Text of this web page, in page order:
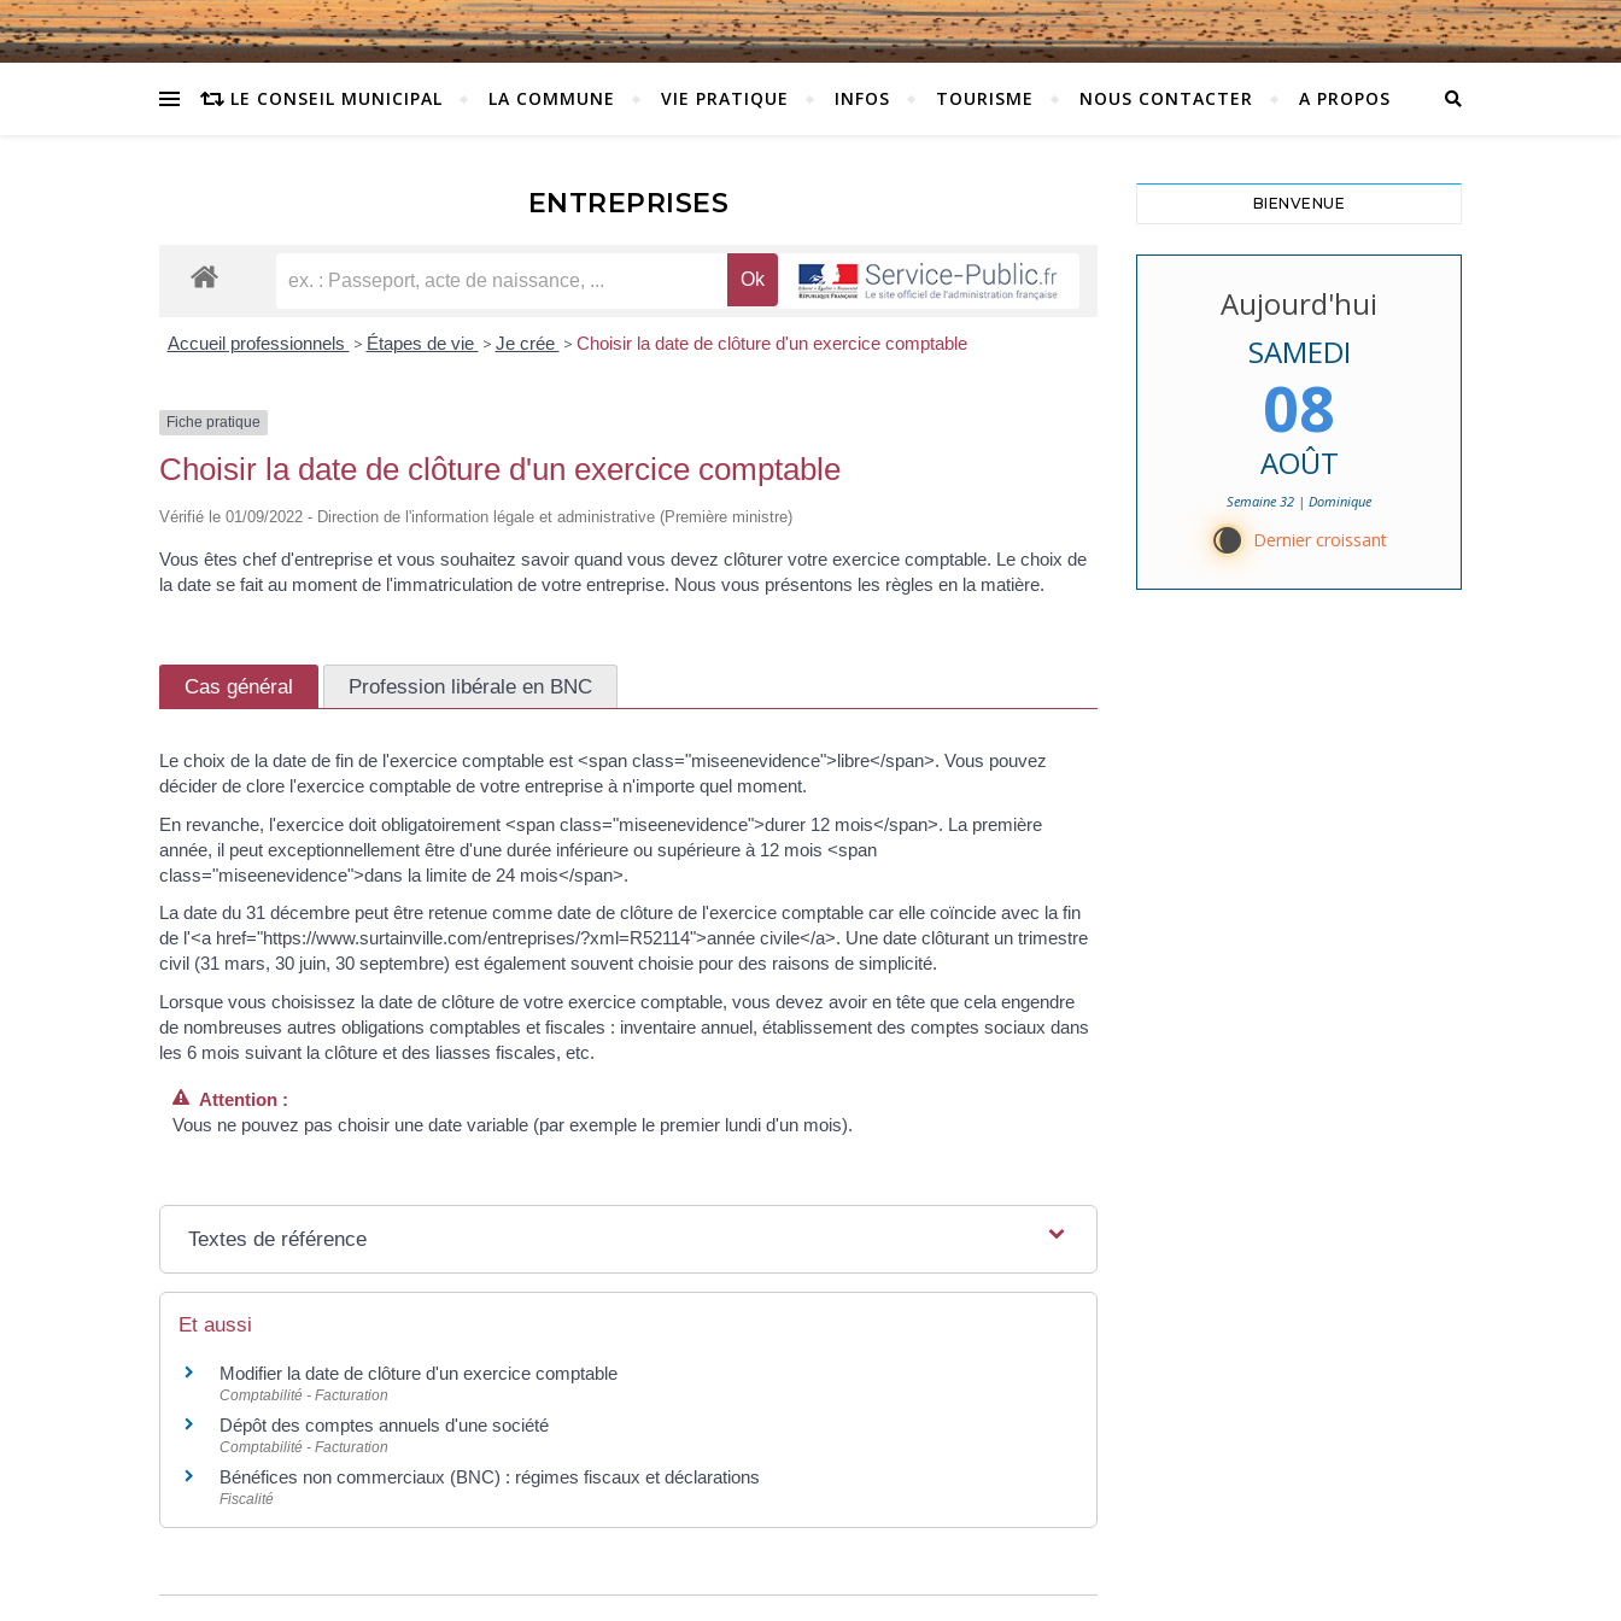
LE CONSEIL MUNICIPAL LA COMMUNE VIE PRATIQUE INFOS TOURISME NOUS CONTACTER A PROPOS
ENTREPRISES
Accueil professionnels > Étapes de vie > Je crée > Choisir la date de clôture d'un exercice comptable
Fiche pratique
Choisir la date de clôture d'un exercice comptable
Vérifié le 01/09/2022 - Direction de l'information légale et administrative (Première ministre)
Vous êtes chef d'entreprise et vous souhaitez savoir quand vous devez clôturer votre exercice comptable. Le choix de
la date se fait au moment de l'immatriculation de votre entreprise. Nous vous présentons les règles en la matière.
Cas général Profession libérale en BNC
Le choix de la date de fin de l'exercice comptable est <span class="miseenevidence">libre</span>. Vous pouvez
décider de clore l'exercice comptable de votre entreprise à n'importe quel moment.
En revanche, l'exercice doit obligatoirement <span class="miseenevidence">durer 12 mois</span>. La première
année, il peut exceptionnellement être d'une durée inférieure ou supérieure à 12 mois <span
class="miseenevidence">dans la limite de 24 mois</span>.
La date du 31 décembre peut être retenue comme date de clôture de l'exercice comptable car elle coïncide avec la fin
de l'<a href="https://www.surtainville.com/entreprises/?xml=R52114">année civile</a>. Une date clôturant un trimestre
civil (31 mars, 30 juin, 30 septembre) est également souvent choisie pour des raisons de simplicité.
Lorsque vous choisissez la date de clôture de votre exercice comptable, vous devez avoir en tête que cela engendre
de nombreuses autres obligations comptables et fiscales : inventaire annuel, établissement des comptes sociaux dans
les 6 mois suivant la clôture et des liasses fiscales, etc.
Attention :
Vous ne pouvez pas choisir une date variable (par exemple le premier lundi d'un mois).
Textes de référence
Et aussi
Modifier la date de clôture d'un exercice comptable
Comptabilité - Facturation
Dépôt des comptes annuels d'une société
Comptabilité - Facturation
Bénéfices non commerciaux (BNC) : régimes fiscaux et déclarations
Fiscalité
BIENVENUE
Aujourd'hui
SAMEDI
08
AOÛT
Semaine 32 | Dominique
W Dernier croissant